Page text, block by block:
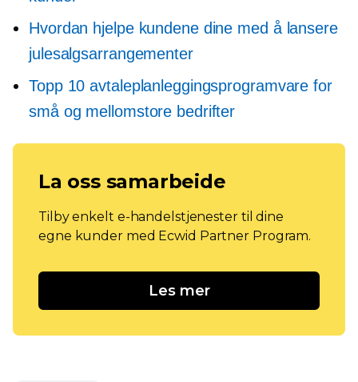
Hvordan hjelpe kundene dine med å lansere
julesalgsarrangementer
Topp 10 avtaleplanleggingsprogramvare for
små og mellomstore bedrifter
La oss samarbeide
Tilby enkelt e-handelstjenester til dine
egne kunder med Ecwid Partner Program.
Les mer